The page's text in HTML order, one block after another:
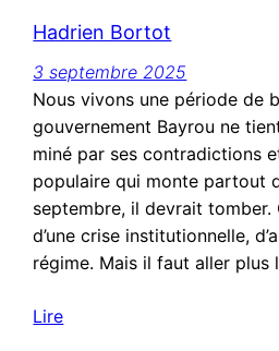
Hadrien Bortot
3 septembre 2025
Nous vivons une période de
gouvernement Bayrou ne
miné par ses contradictions
populaire qui monte partout
septembre, il devrait tomber.
d’une crise institutionnelle,
régime. Mais il faut aller plus
Lire